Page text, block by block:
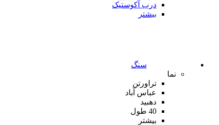
درب آکوستیک
بیشتر
سنگ
نما
تراورتن
عباس آباد
دهبید
40 طول
بیشتر